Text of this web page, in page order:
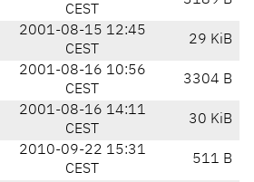
CEST
2001-08-15 12:45
CEST
29 KiB
2001-08-16 10:56
CEST
3304 B
2001-08-16 14:11
CEST
30 KiB
2010-09-22 15:31
CEST
511 B